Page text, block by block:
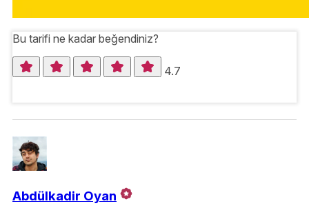
Bu tarifi ne kadar beğendiniz?
4.7
Abdülkadir Oyan